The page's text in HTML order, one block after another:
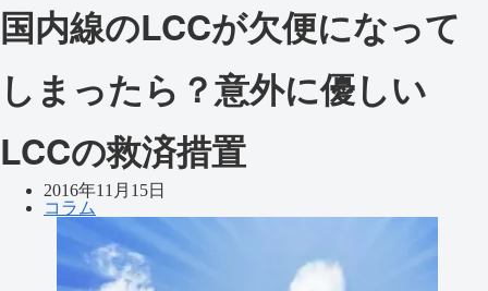
国内線のLCCが欠便になって
しまったら？意外に優しい
LCCの救済措置
2016年11月15日
コラム